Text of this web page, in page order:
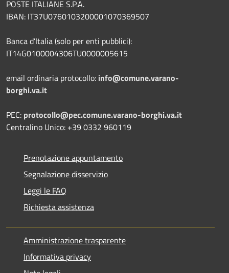
POSTE ITALIANE S.P.A.
IBAN: IT37U0760103200001070369507
Banca d’Italia (solo per enti pubblici):
IT14G0100004306TU0000005615
email ordinaria protocollo: info@comune.varano-
borghi.va.it
PEC: protocollo@pec.comune.varano-borghi.va.it
Centralino Unico: +39 0332 960119
Prenotazione appuntamento
Segnalazione disservizio
Leggi le FAQ
Richiesta assistenza
Amministrazione trasparente
Informativa privacy